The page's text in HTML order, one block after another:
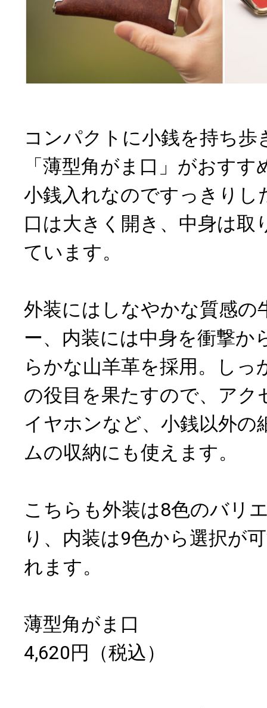
コンパクトに小銭を持ち歩
「薄型角がま口」がおす
小銭入れなのですっきりし
口は大きく開き、中身は取
ています。
外装にはしなやかな質感の
ー、内装には中身を衝撃か
らかな山羊革を採用。しっ
の役目を果たすので、アク
イヤホンなど、小銭以外の
ムの収納にも使えます。
こちらも外装は8色のバリ
り、内装は9色から選択が
れます。
薄型角がま口
4,620円（税込）